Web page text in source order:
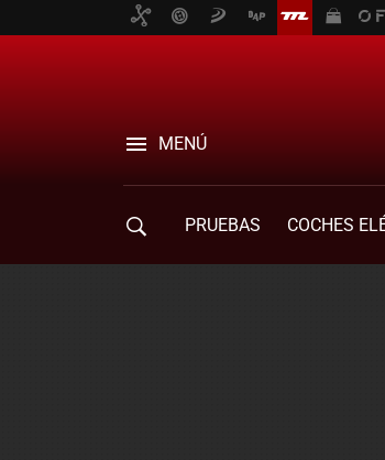
MENÚ
PRUEBAS COCHES